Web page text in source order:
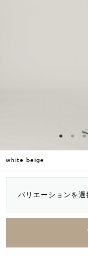
white beige
バリエーションを